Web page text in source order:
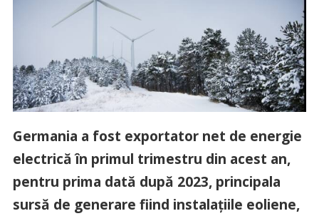
Germania a fost exportator net de energie
electrică în primul trimestru din acest an,
pentru prima dată după 2023, principala
sursă de generare fiind instalaţiile eoliene,